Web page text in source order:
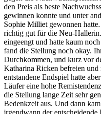
den Preis als beste
gewinnen konnte und unter
Sophie Milliet gewonnen
richtig gut für die Neu-
eingeengt und hatte kaum
fand die Stellung noch okay.
Durchkommen, und kurz vor
Katharina Ricken befreien
entstandene Endspiel hatte
Läufer eine hohe
die Stellung lange Zeit sehr
Bedenkzeit aus. Und dann
irgendwann der